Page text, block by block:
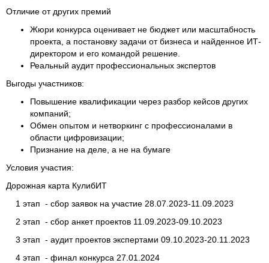
Отличие от других премий
Жюри конкурса оценивает не бюджет или масштабность
проекта, а постановку задачи от бизнеса и найденное ИТ-
директором и его командой решение.
Реальный аудит профессиональных экспертов
Выгоды участников:
Повышение квалификации через разбор кейсов других
компаний;
Обмен опытом и нетворкинг с профессионалами в
области цифровизации;
Признание на деле, а не на бумаге
Условия участия:
Дорожная карта КулибИТ
1 этап - сбор заявок на участие 28.07.2023-11.09.2023
2 этап - сбор анкет проектов 11.09.2023-09.10.2023
3 этап - аудит проектов экспертами 09.10.2023-20.11.2023
4 этап - финал конкурса 27.01.2024